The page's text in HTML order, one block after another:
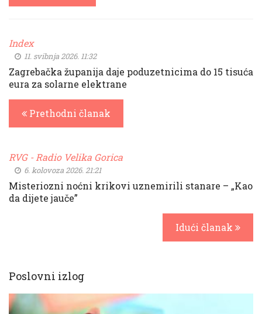
Index
11. svibnja 2026. 11:32
Zagrebačka županija daje poduzetnicima do 15 tisuća
eura za solarne elektrane
Prethodni članak
RVG - Radio Velika Gorica
6. kolovoza 2026. 21:21
Misteriozni noćni krikovi uznemirili stanare – „Kao
da dijete jauče”
Idući članak
Poslovni izlog